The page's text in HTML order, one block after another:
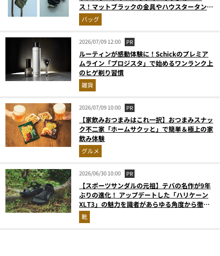
ス！マットブラックの金具やハウスタータン柄
など限定仕様に注目
バッグ
2026/07/09 12:00 PR
ルーティンが感動体験に！Schickのプレミア
ムライン「プロジスタ」で始めるワンランク上
のヒゲ剃り習慣
雑貨
2026/07/09 10:00 PR
【家飲みおつまみはこれ一択】おつまみスナッ
ク不二家「ホームサクッと」で簡単＆極上の家
飲み体験
グルメ
2026/06/30 10:00 PR
【スポーツサンダルの元祖】テバの名作が9年
ぶりの進化！ アップデートした「ハリケーン
XLT3」の魅力を識者があらゆる角度から徹底
解説！
靴